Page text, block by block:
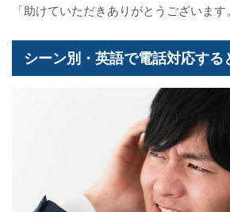
「助けていただきありがとうございます
シーン別・英語で電話対応する